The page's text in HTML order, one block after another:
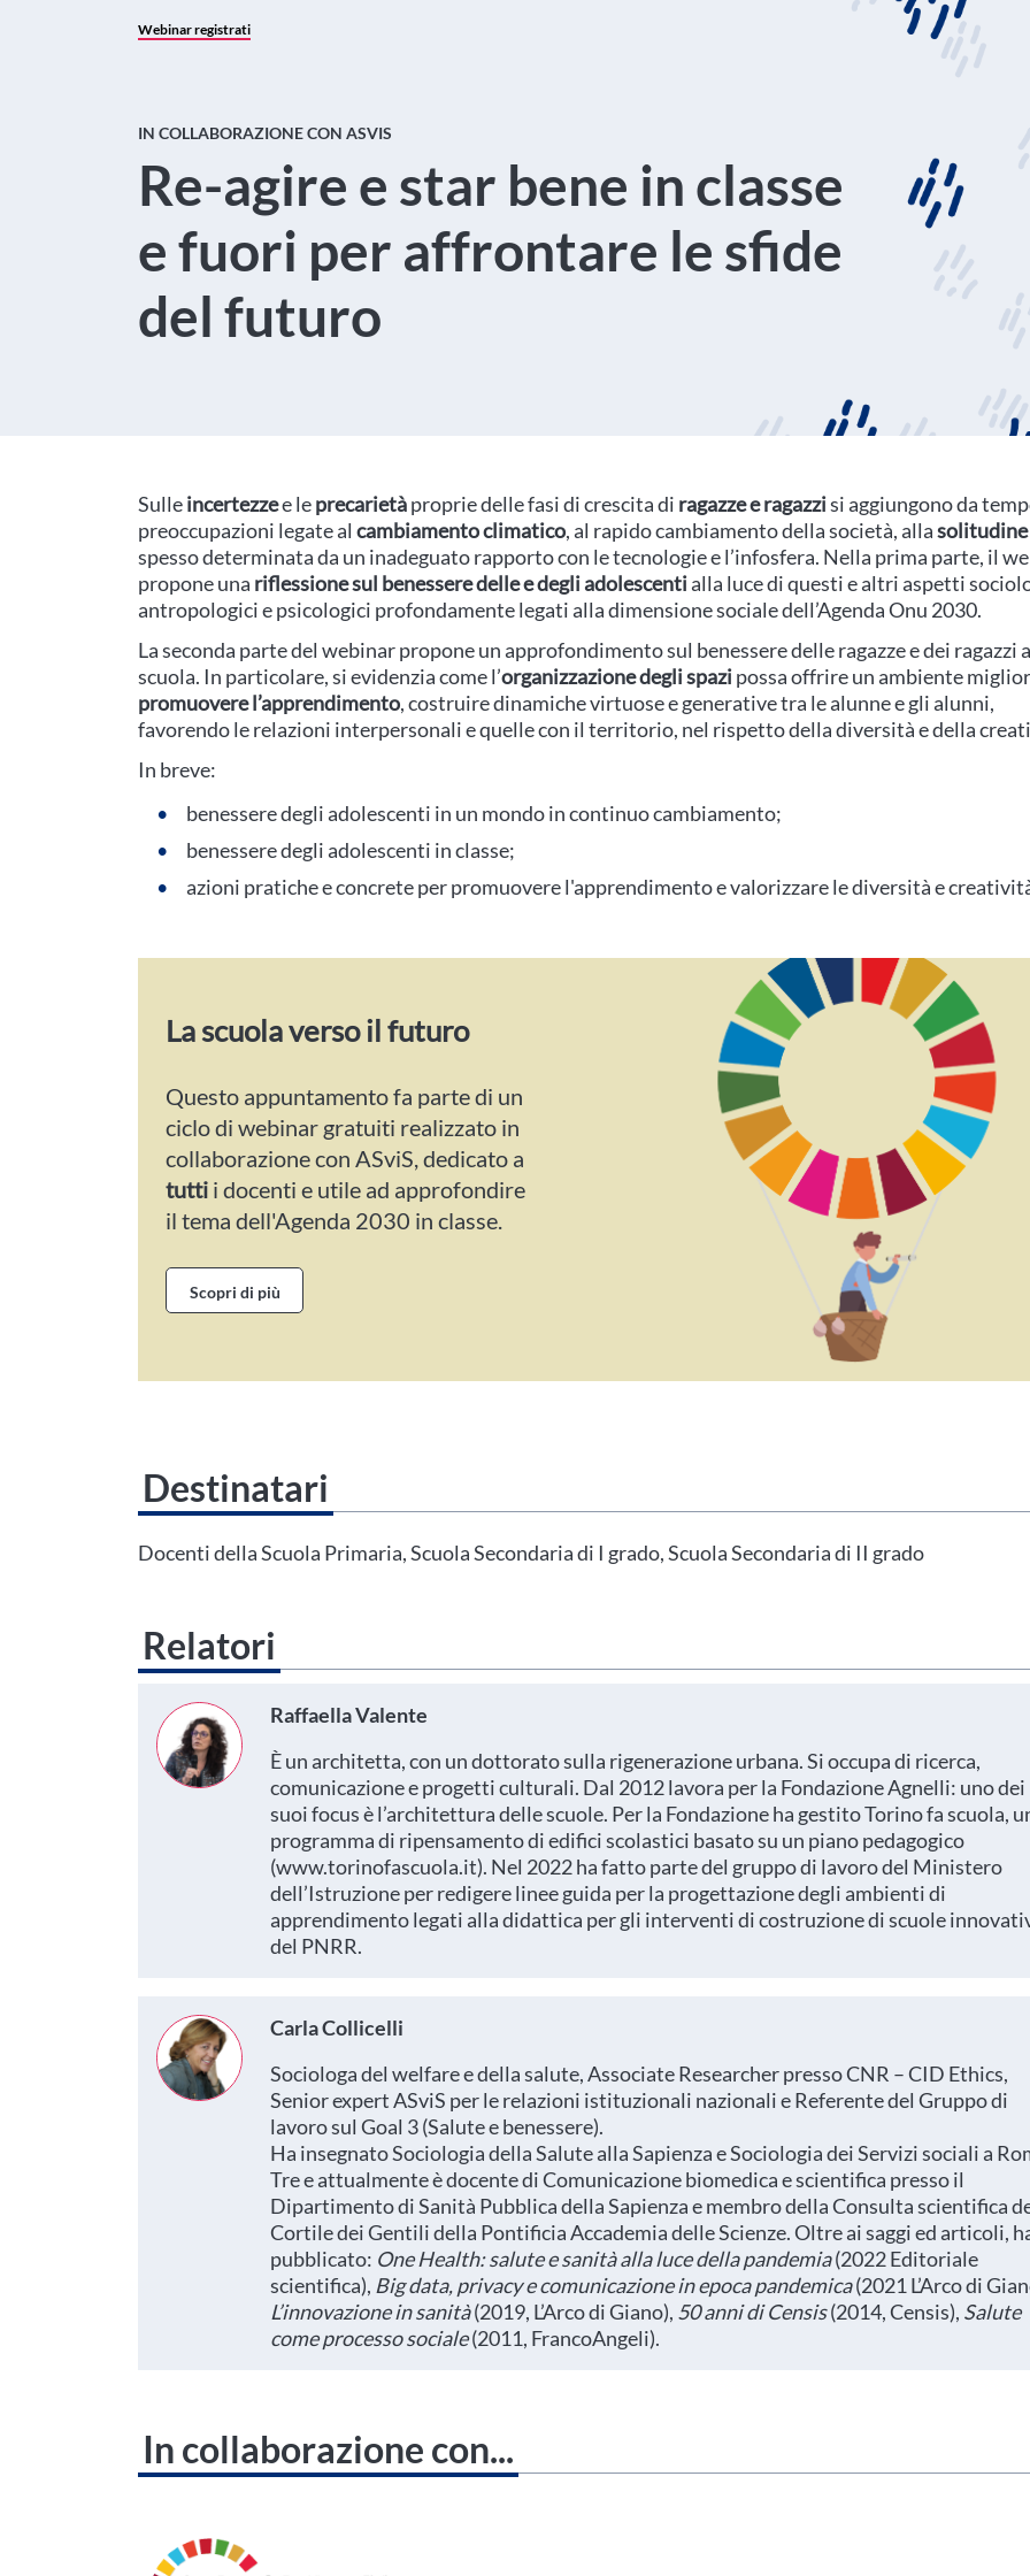
Webinar registrati
IN COLLABORAZIONE CON ASVIS
Re-agire e star bene in classe
e fuori per affrontare le sfide
del futuro
Sulleincertezzee leprecarietàproprie delle fasi di crescita di ragazze e ragazzisi aggiungono da
preoccupazioni legate al cambiamento climatico, al rapido cambiamento della società, allasolitudine
spesso determinata da un inadeguato rapporto con le tecnologie e l’infosfera. Nella prima parte, il
propone una riflessione sul benessere delle e degli adolescentialla luce di questi e altri aspetti
antropologici e psicologici profondamente legati alla dimensione sociale dell’Agenda Onu 2030.
La seconda parte del webinar propone un approfondimento sul benessere delle ragazze e dei ragazzi a
scuola. In particolare, si evidenzia come l’organizzazione degli spazipossa offrire un ambiente
promuovere l’apprendimento, costruire dinamiche virtuose e generative tra le alunne e gli alunni,
favorendo le relazioni interpersonali e quelle con il territorio, nel rispetto della diversità e della
In breve:
benessere degli adolescenti in un mondo in continuo cambiamento;
benessere degli adolescenti in classe;
azioni pratiche e concrete per promuovere l'apprendimento e valorizzare le diversità e
La scuola verso il futuro
Questo appuntamento fa parte di un
ciclo di webinar gratuiti realizzato in
collaborazione con ASviS, dedicato a
tutti i docenti e utile ad approfondire
il tema dell'Agenda 2030 in classe.
Scopri di più
Destinatari
Questo evento non è compatibile con il grado scolastico che hai indicato nel tuo profilo personale
Docenti della Scuola Primaria, Scuola Secondaria di I grado, Scuola Secondaria di II grado
Relatori
Raffaella Valente
È un architetta, con un dottorato sulla rigenerazione urbana. Si occupa di ricerca,
comunicazione e progetti culturali. Dal 2012 lavora per la Fondazione Agnelli: uno dei
suoi focus è l’architettura delle scuole. Per la Fondazione ha gestito Torino fa scuola,
programma di ripensamento di edifici scolastici basato su un piano pedagogico
(www.torinofascuola.it). Nel 2022 ha fatto parte del gruppo di lavoro del Ministero
dell’Istruzione per redigere linee guida per la progettazione degli ambienti di
apprendimento legati alla didattica per gli interventi di costruzione di scuole
del PNRR.
Carla Collicelli
Sociologa del welfare e della salute, Associate Researcher presso CNR – CID Ethics,
Senior expert ASviS per le relazioni istituzionali nazionali e Referente del Gruppo di
lavoro sul Goal 3 (Salute e benessere).
Ha insegnato Sociologia della Salute alla Sapienza e Sociologia dei Servizi sociali a
Tre e attualmente è docente di Comunicazione biomedica e scientifica presso il
Dipartimento di Sanità Pubblica della Sapienza e membro della Consulta scientifica
Cortile dei Gentili della Pontificia Accademia delle Scienze. Oltre ai saggi ed articoli,
pubblicato: One Health: salute e sanità alla luce della pandemia(2022 Editoriale
scientifica), Big data, privacy e comunicazione in epoca pandemica(2021 L’Arco di
L’innovazione in sanità(2019, L’Arco di Giano), 50 anni di Censis(2014, Censis), Salute
come processo sociale(2011, FrancoAngeli).
In collaborazione con...